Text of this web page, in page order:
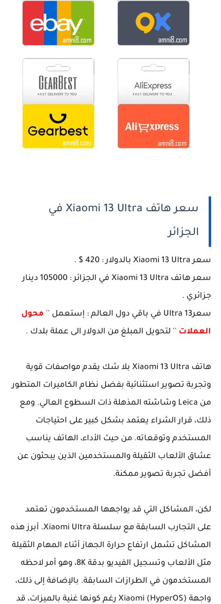
سعر هاتف Xiaomi 13 Ultra في
الجزائر
سعر Xiaomi 13 Ultra بالدولار : 420 $ .
سعر هاتف Xiaomi 13 Ultra في الجزائر : 105000 دينار
جزائري .
سعر13 Ultra في باقي دول العالم : إستعمل ''
محول
العملات '' لتحويل المبلغ من الدولار الى عملة بلدك .
هاتف Xiaomi 13 Ultra بلا شك يقدم مواصفات قوية
وتجربة تصوير استثنائية بفضل نظام الكاميرات المتطور
من Leica وشاشته المذهلة ذات السطوع العالي. ومع
ذلك، قرار الشراء يعتمد بشكل كبير على احتياجات
المستخدم وتوقعاته. من حيث الأداء، الهاتف يناسب
عشاق الألعاب الثقيلة والمستخدمين الذين يبحثون عن
أفضل تجربة تصوير ممكنة.
لكن، المشاكل التي قد يواجهها المستخدمون تعتمد
على التجارب السابقة مع سلسلة Xiaomi Ultra. أبرز هذه
المشاكل تشمل ارتفاع حرارة الجهاز أثناء المهام الثقيلة
مثل الألعاب وتسجيل الفيديو بدقة 8K، وهو أمر لاحظه
المستخدمون في الطرازات السابقة. بالإضافة إلى ذلك،
واجهة Xiaomi (HyperOS) رغم كونها غنية بالميزات، قد